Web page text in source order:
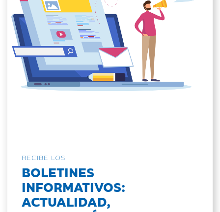
RECIBE LOS
BOLETINES
INFORMATIVOS:
ACTUALIDAD,